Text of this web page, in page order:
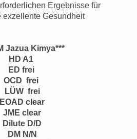
Ergebnisse für
exzellente Gesundheit
Jazua Kimya***
HD A1
ED frei
OCD frei
LÜW frei
EOAD clear
JME clear
Dilute D/D
DM N/N